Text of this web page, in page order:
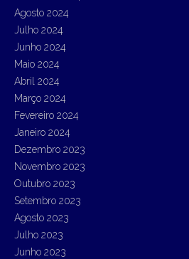
Agosto 2024
Julho 2024
Junho 2024
Maio 2024
Abril 2024
Março 2024
Fevereiro 2024
Janeiro 2024
Dezembro 2023
Novembro 2023
Outubro 2023
Setembro 2023
Agosto 2023
Julho 2023
Junho 2023